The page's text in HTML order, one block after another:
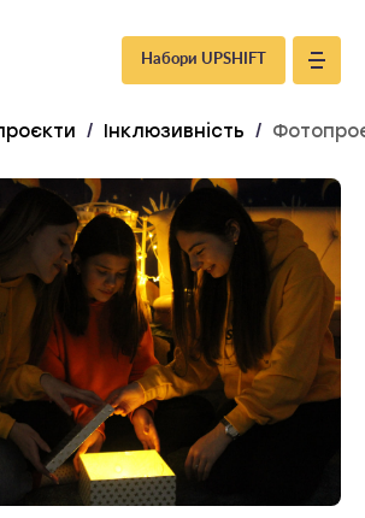
Набори UPSHIFT
/ Інклюзивність /